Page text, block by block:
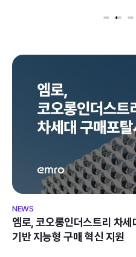
엠로, 코오롱인더스트리 차
기반 지능형 구매 혁신 지원